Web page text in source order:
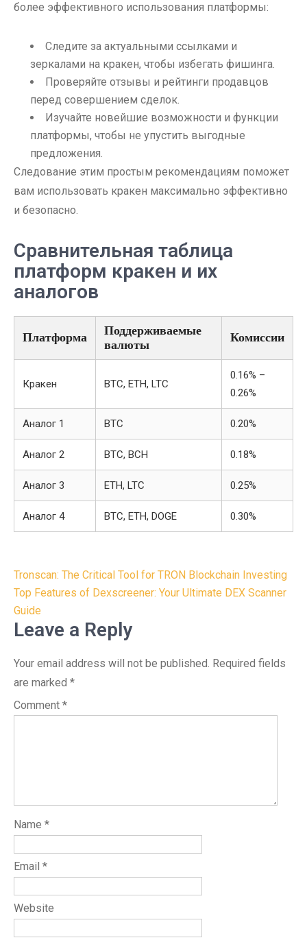
более эффективного использования платформы:
Следите за актуальными ссылками и
зеркалами на кракен, чтобы избегать фишинга.
Проверяйте отзывы и рейтинги продавцов
перед совершением сделок.
Изучайте новейшие возможности и функции
платформы, чтобы не упустить выгодные
предложения.
Следование этим простым рекомендациям поможет
вам использовать кракен максимально эффективно
и безопасно.
Сравнительная таблица
платформ кракен и их
аналогов
Платформа
Поддерживаемые
валюты
Комиссии
Кракен BTC, ETH, LTC
0.16% –
0.26%
Аналог 1 BTC 0.20%
Аналог 2 BTC, BCH 0.18%
Аналог 3 ETH, LTC 0.25%
Аналог 4 BTC, ETH, DOGE 0.30%
Post
navigation
Tronscan: The Critical Tool for TRON Blockchain Investing
Top Features of Dexscreener: Your Ultimate DEX Scanner
Guide
Leave a Reply
Your email address will not be published. Required fields
are marked *
Comment *
Name *
Email *
Website